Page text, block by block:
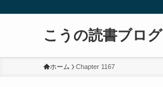
こうの読書ブログ
ホーム Chapter 1167